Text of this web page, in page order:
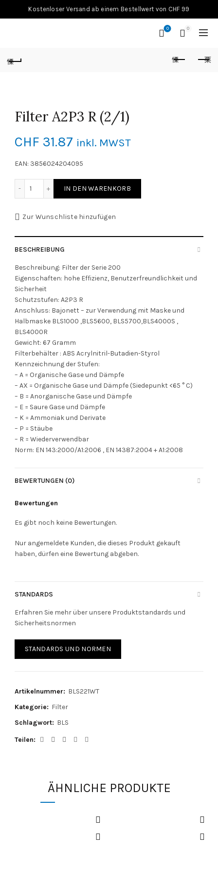
Kostenloser Versand ab einem Bestellwert von CHF 99
0 0
Filter A2P3 R (2/1)
CHF 31.87 inkl. MWST
EAN: 3856024204095
IN DEN WARENKORB
Zur Wunschliste hinzufügen
BESCHREIBUNG
Beschreibung: Filter der Serie 200
Eigenschaften: hohe Effizienz, Benutzerfreundlichkeit und
Sicherheit
Schutzstufen: A2P3 R
Anschluss: Bajonett – zur Verwendung mit Maske und
Halbmaske BLS1000 ,BLS5600, BLS5700,BLS4000S ,
BLS4000R
Gewicht: 67 Gramm
Filterbehälter : ABS Acrylnitril-Butadien-Styrol
Kennzeichnung der Stufen:
– A = Organische Gase und Dämpfe
– AX = Organische Gase und Dämpfe (Siedepunkt <65 ° C)
– B = Anorganische Gase und Dämpfe
– E = Saure Gase und Dämpfe
– K = Ammoniak und Derivate
– P = Stäube
– R = Wiederverwendbar
Norm: EN 143:2000/A1:2006 , EN 14387:2004 + A1:2008
BEWERTUNGEN (0)
Bewertungen
Es gibt noch keine Bewertungen.
Nur angemeldete Kunden, die dieses Produkt gekauft
haben, dürfen eine Bewertung abgeben.
STANDARDS
Erfahren Sie mehr über unsere Produktstandards und
Sicherheitsnormen
STANDARDS UND NORMEN
Artikelnummer: BLS221WT
Kategorie: Filter
Schlagwort: BLS
Teilen
ÄHNLICHE PRODUKTE